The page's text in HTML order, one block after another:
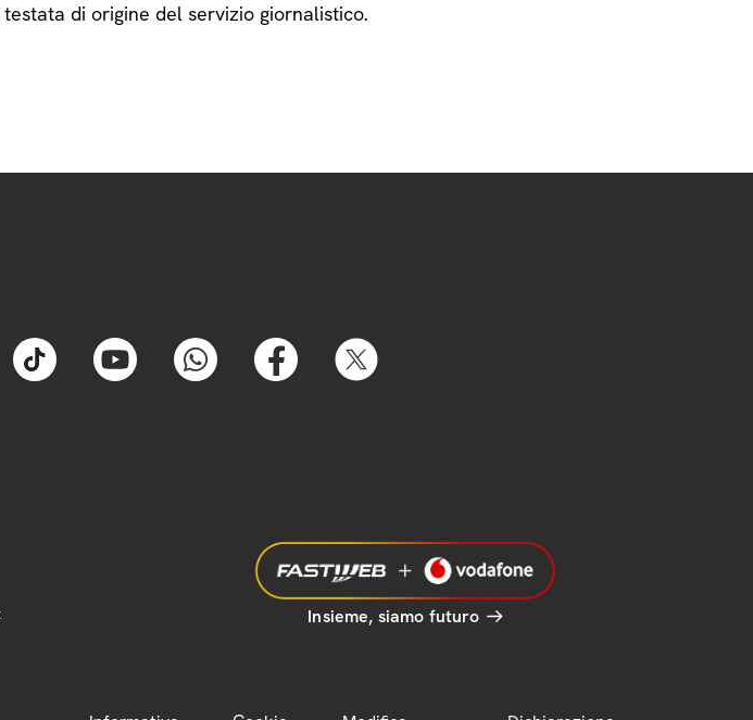
di origine del servizio giornalistico.
Insieme, siamo futuro